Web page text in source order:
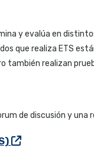
y evalúa en
realiza ETS
también realizan
de discusión y